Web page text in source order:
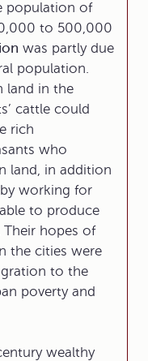
population of
to 500,000
was partly due
population.
land in the
cattle could
rich
who
land, in addition
working for
to produce
hopes of
the cities were
to the
poverty and
wealthy